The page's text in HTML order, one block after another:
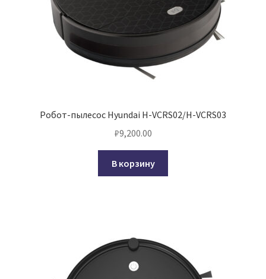
Робот-пылесос Hyundai H-VCRS02/H-VCRS03
₽9,200.00
В корзину